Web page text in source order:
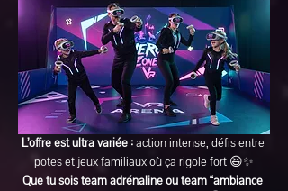
L’offre est ultra variée : action intense, défis entre
potes et jeux familiaux où ça rigole fort 😆✨
Que tu sois team adrénaline ou team “ambiance